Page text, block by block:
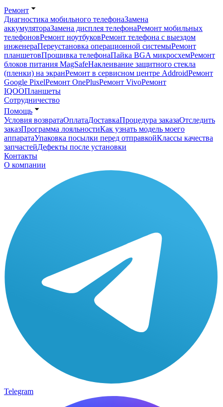
Ремонт
Диагностика мобильного телефонаЗамена
аккумулятораЗамена дисплея телефонаРемонт мобильных
телефоновРемонт ноутбуковРемонт телефона с выездом
инженераПереустановка операционной системыРемонт
планшетовПрошивка телефонаПайка BGA микросхемРемонт
блоков питания MagSafeНаклеивание защитного стекла
(пленки) на экранРемонт в сервисном центре AddroidРемонт
Google PixelРемонт OnePlusРемонт VivoРемонт
IQOOПланшеты
Сотрудничество
Помощь
Условия возвратаОплатаДоставкаПроцедура заказаОтследить
заказПрограмма лояльностиКак узнать модель моего
аппаратаУпаковка посылки перед отправкойКлассы качества
запчастейДефекты после установки
Контакты
О компании
Telegram